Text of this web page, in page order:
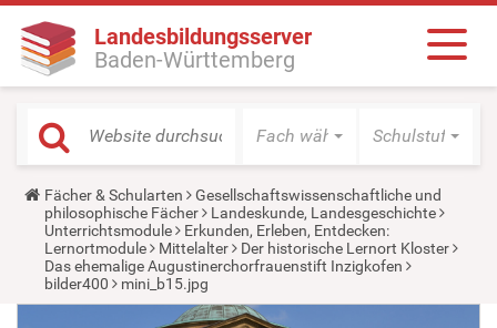
Landesbildungsserver
Baden-Württemberg
Fach wählen Schulstufe
Y
o
u
a
r
e
h
Fächer & Schularten
Gesellschaftswissenschaftliche und
philosophische Fächer
Landeskunde, Landesgeschichte
Unterrichtsmodule
Erkunden, Erleben, Entdecken:
Lernortmodule
Mittelalter
Der historische Lernort Kloster
Das ehemalige Augustinerchorfrauenstift Inzigkofen
bilder400
mini_b15.jpg